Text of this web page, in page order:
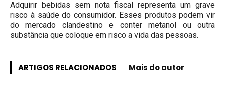
Adquirir bebidas sem nota fiscal representa um grave
risco à saúde do consumidor. Esses produtos podem vir
do mercado clandestino e conter metanol ou outra
substância que coloque em risco a vida das pessoas.
ARTIGOS RELACIONADOS Mais do autor